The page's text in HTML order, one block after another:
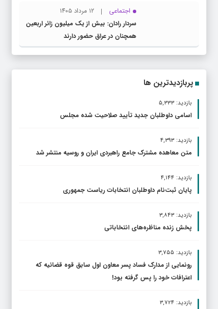
اجتماعی
۱۲ مرداد ۱۴۰۵
سردار رادان: بیش از یک میلیون زائر اربعین
همچنان در عراق حضور دارند
پربازدیدترین ها
بازدید: ۵,۳۳۳
اسامی داوطلبان جدید تأیید صلاحیت شده مجلس
بازدید: ۴,۳۹۳
متن معاهده مشترک جامع راهبردی ایران و روسیه منتشر شد
بازدید: ۴,۱۴۴
پایان ثبت‌نام داوطلبان انتخابات ریاست جمهوری
بازدید: ۳,۸۴۳
پخش زنده مناظره‌های انتخاباتی
بازدید: ۳,۷۵۵
رونمایی از مدارک فساد پسر معاون اول سابق قوه قضائیه که
اعترافات خود را پس گرفته بود!
بازدید: ۳,۷۲۴